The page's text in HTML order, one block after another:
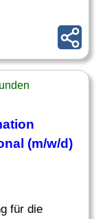
(m/w/d)
für die